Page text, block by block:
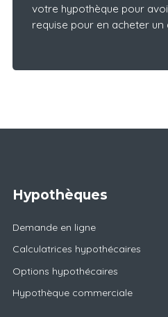
votre hypothèque pour
requise pour en acheter un
Hypothèques
Demande en ligne
Calculatrices hypothécaires
Options hypothécaires
Hypothèque commerciale